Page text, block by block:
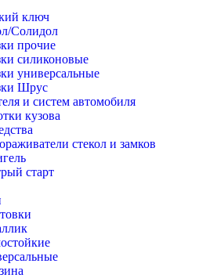
ключ
Солидол
прочие
силиконовые
универсальные
Шрус
и систем автомобиля
кузова
стекол и замков
старт